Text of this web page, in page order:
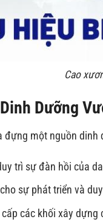
Cao
Dưỡng
đựng một nguồn dinh
trì sự đàn hồi của
sự phát triển và
cấp các khối xây